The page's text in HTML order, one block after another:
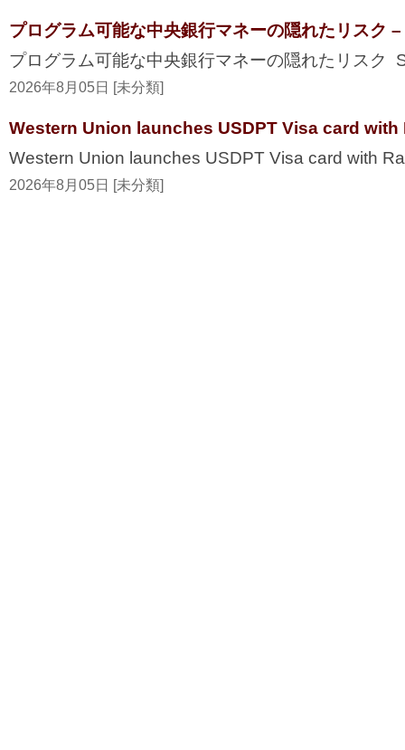
プログラム可能な中央銀行マネーの隠れたリスク
プログラム可能な中央銀行マネーの隠れたリスク
2026年8月05日 [未分類]
Western Union launches USDPT Visa card
Western Union launches USDPT Visa card with
2026年8月05日 [未分類]